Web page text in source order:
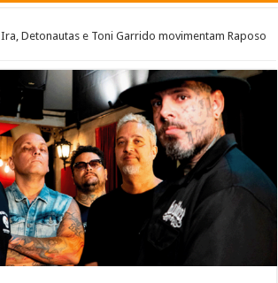
Ira, Detonautas e Toni Garrido movimentam Raposo